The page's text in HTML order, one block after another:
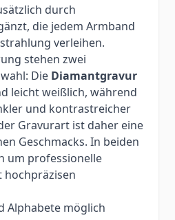
durch
die jedem Armband
verleihen.
stehen zwei
Die Diamantgravur
leicht weißlich, während
und kontrastreicher
Gravurart ist daher eine
Geschmacks. In beiden
um professionelle
hochpräzisen
Alphabete möglich